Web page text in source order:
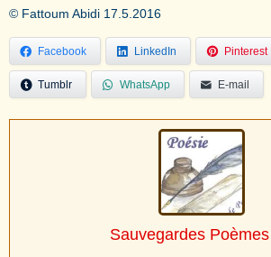
© Fattoum Abidi 17.5.2016
Facebook LinkedIn Pinterest
Tumblr WhatsApp E-mail
Sauvegardes Poèmes